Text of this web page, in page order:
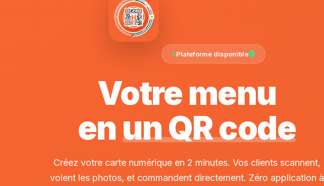
Plateforme disponible
Votre menu
enun QR code
Créez votre carte numérique en 2 minutes. Vos clients scannent,
voient les photos, et commandent directement. Zéro application à